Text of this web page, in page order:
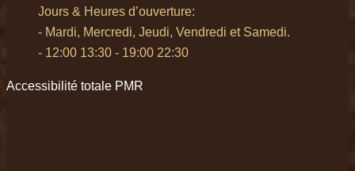
Jours & Heures d’ouverture:
- Mardi, Mercredi, Jeudi, Vendredi et Samedi.
- 12:00 13:30 - 19:00 22:30
Accessibilité totale PMR